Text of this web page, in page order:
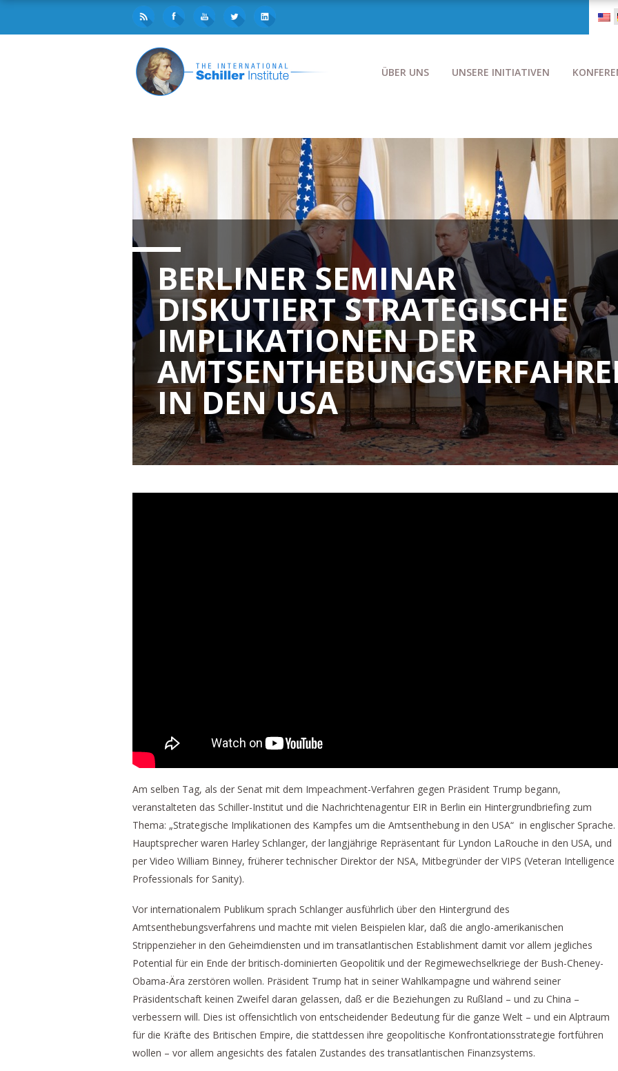
ÜBER UNS UNSERE INITIATIVEN
BERLINER SEMINAR
DISKUTIERT STRATEGISCHE
IMPLIKATIONEN DER
IN DEN USA
Am selben Tag, als der Senat mit dem Impeachment-Verfahren gegen Präsident Trump begann,
veranstalteten das Schiller-Institut und die Nachrichtenagentur EIR in Berlin ein Hintergrundbriefing zum
Thema: „Strategische Implikationen des Kampfes um die Amtsenthebung in den USA“ in englischer Sprache.
Hauptsprecher waren Harley Schlanger, der langjährige Repräsentant für Lyndon LaRouche in den USA, und
per Video William Binney, früherer technischer Direktor der NSA, Mitbegründer der VIPS (Veteran Intelligence
Professionals for Sanity).
Vor internationalem Publikum sprach Schlanger ausführlich über den Hintergrund des
Amtsenthebungsverfahrens und machte mit vielen Beispielen klar, daß die anglo-amerikanischen
Strippenzieher in den Geheimdiensten und im transatlantischen Establishment damit vor allem jegliches
Potential für ein Ende der britisch-dominierten Geopolitik und der Regimewechselkriege der Bush-Cheney-
Obama-Ära zerstören wollen. Präsident Trump hat in seiner Wahlkampagne und während seiner
Präsidentschaft keinen Zweifel daran gelassen, daß er die Beziehungen zu Rußland – und zu China –
verbessern will. Dies ist offensichtlich von entscheidender Bedeutung für die ganze Welt – und ein Alptraum
für die Kräfte des Britischen Empire, die stattdessen ihre geopolitische Konfrontationsstrategie fortführen
wollen – vor allem angesichts des fatalen Zustandes des transatlantischen Finanzsystems.